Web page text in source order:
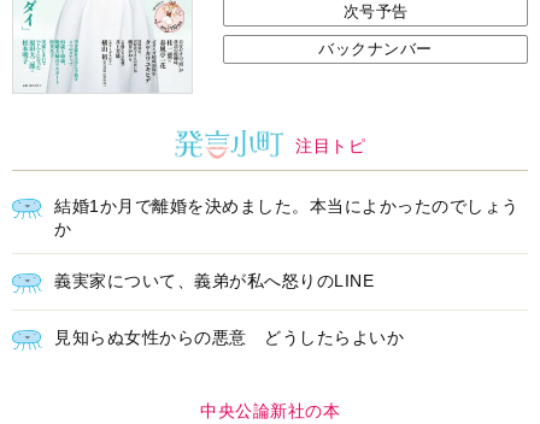
次号予告
バックナンバー
注目トピ
結婚1か月で離婚を決めました。本当によかったのでしょう
か
義実家について、義弟が私へ怒りのLINE
見知らぬ女性からの悪意 どうしたらよいか
中央公論新社の本